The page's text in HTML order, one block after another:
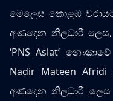
මෙලෙස කොළඹ වරායට
අණදෙන නිලධාරී ලෙස,
‘PNS Aslat’
Nadir Mateen Afridi
අණදෙන නිලධාරී ලෙස